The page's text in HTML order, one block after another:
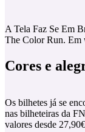
A Tela Faz Se Em
The Color Run. Em
Cores e
Os bilhetes já se
nas bilheteiras da
valores desde